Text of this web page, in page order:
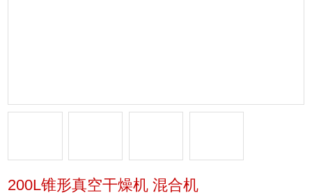
200L锥形真空干燥机 混合机